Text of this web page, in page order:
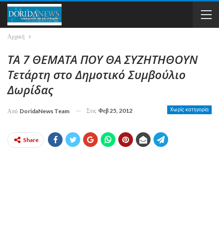
Αρχική
ΤΑ 7 ΘΕΜΑΤΑ ΠΟΥ ΘΑ ΣΥΖΗΤΗΘΟΥΝ
Τετάρτη στο Δημοτικό Συμβούλιο
Δωρίδας
Χωρίς κατηγορία
Από DoridaNews Team Στις Φεβ 25, 2012
Share